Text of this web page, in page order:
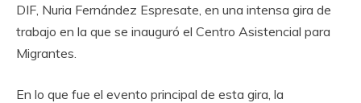
DIF, Nuria Fernández Espresate, en una intensa gira de
trabajo en la que se inauguró el Centro Asistencial para
Migrantes.
En lo que fue el evento principal de esta gira, la